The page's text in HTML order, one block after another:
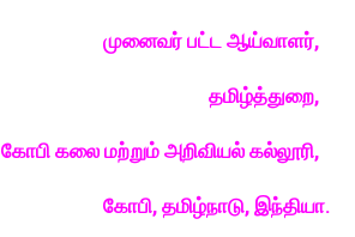
முனைவர் பட்ட ஆய்வாளர்,
தமிழ்த்துறை,
கோபி கலை மற்றும் அறிவியல் கல்லூரி,
கோபி, தமிழ்நாடு, இந்தியா.